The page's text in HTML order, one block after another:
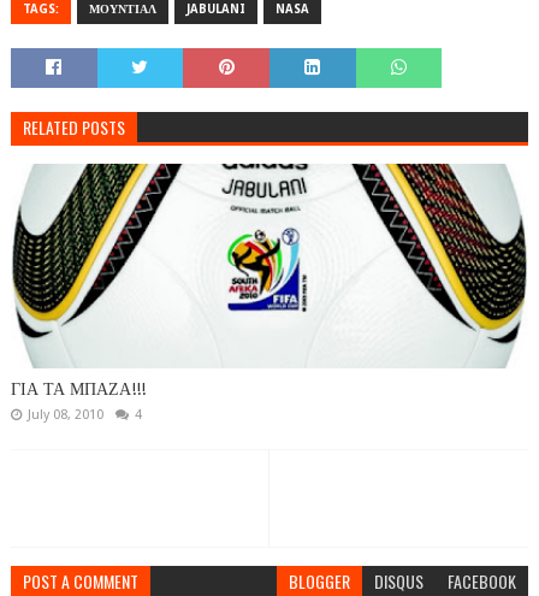
TAGS: ΜΟΥΝΤΙΑΛ JABULANI NASA
RELATED POSTS
ΓΙΑ ΤΑ ΜΠΑΖΑ!!!
July 08, 2010 4
POST A COMMENT BLOGGER DISQUS FACEBOOK